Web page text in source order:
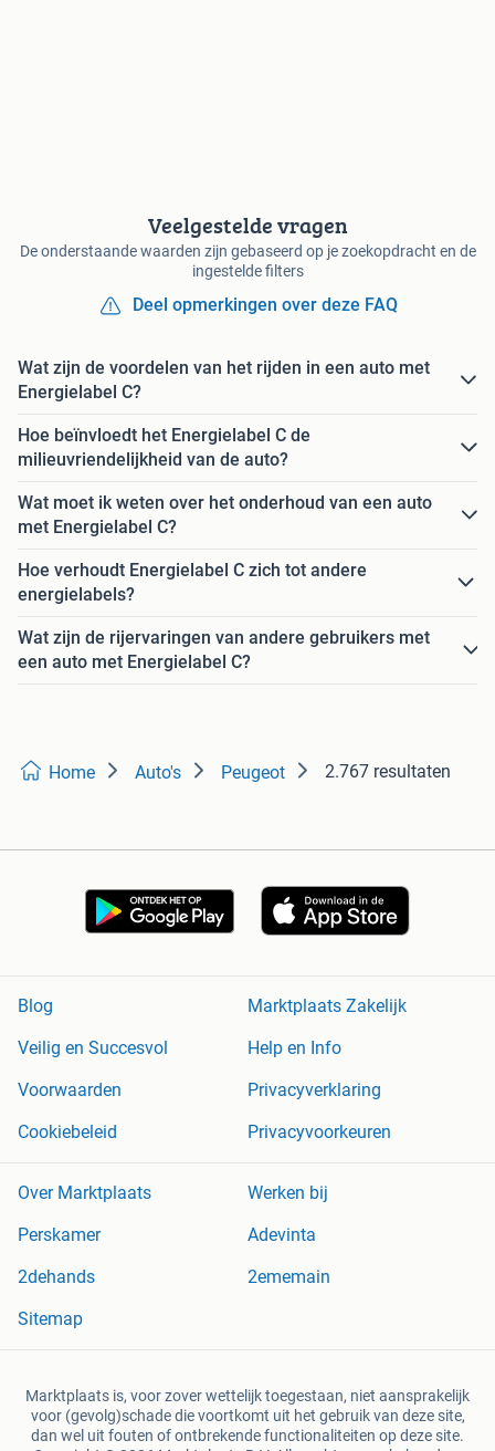
Veelgestelde vragen
De onderstaande waarden zijn gebaseerd op je zoekopdracht en de
ingestelde filters
Deel opmerkingen over deze FAQ
Wat zijn de voordelen van het rijden in een auto met
Energielabel C?
Hoe beïnvloedt het Energielabel C de
milieuvriendelijkheid van de auto?
Wat moet ik weten over het onderhoud van een auto
met Energielabel C?
Hoe verhoudt Energielabel C zich tot andere
energielabels?
Wat zijn de rijervaringen van andere gebruikers met
een auto met Energielabel C?
Home Auto's Peugeot 2.767 resultaten
Blog
Marktplaats Zakelijk
Veilig en Succesvol
Help en Info
Voorwaarden
Privacyverklaring
Cookiebeleid
Privacyvoorkeuren
Over Marktplaats
Werken bij
Perskamer
Adevinta
2dehands
2ememain
Sitemap
Marktplaats is, voor zover wettelijk toegestaan, niet aansprakelijk
voor (gevolg)schade die voortkomt uit het gebruik van deze site,
dan wel uit fouten of ontbrekende functionaliteiten op deze site.